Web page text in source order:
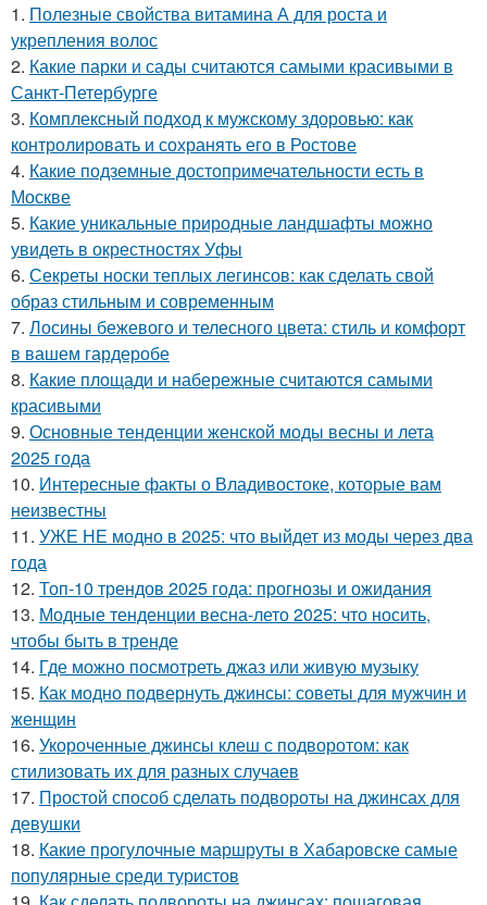
1. Полезные свойства витамина А для роста и
укрепления волос
2. Какие парки и сады считаются самыми красивыми в
Санкт-Петербурге
3. Комплексный подход к мужскому здоровью: как
контролировать и сохранять его в Ростове
4. Какие подземные достопримечательности есть в
Москве
5. Какие уникальные природные ландшафты можно
увидеть в окрестностях Уфы
6. Секреты носки теплых легинсов: как сделать свой
образ стильным и современным
7. Лосины бежевого и телесного цвета: стиль и комфорт
в вашем гардеробе
8. Какие площади и набережные считаются самыми
красивыми
9. Основные тенденции женской моды весны и лета
2025 года
10. Интересные факты о Владивостоке, которые вам
неизвестны
11. УЖЕ НЕ модно в 2025: что выйдет из моды через два
года
12. Топ-10 трендов 2025 года: прогнозы и ожидания
13. Модные тенденции весна-лето 2025: что носить,
чтобы быть в тренде
14. Где можно посмотреть джаз или живую музыку
15. Как модно подвернуть джинсы: советы для мужчин и
женщин
16. Укороченные джинсы клеш с подворотом: как
стилизовать их для разных случаев
17. Простой способ сделать подвороты на джинсах для
девушки
18. Какие прогулочные маршруты в Хабаровске самые
популярные среди туристов